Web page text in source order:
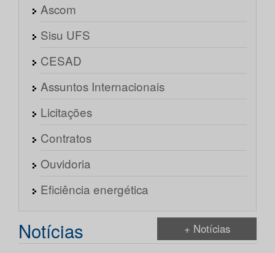
Ascom
Sisu UFS
CESAD
Assuntos Internacionais
Licitações
Contratos
Ouvidoria
Eficiência energética
Notícias + Notícias